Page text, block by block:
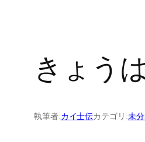
きょう
執筆者:カイ士伝カテゴリ:未